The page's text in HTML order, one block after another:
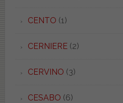
CENTO (1)
CERNIERE(2)
CERVINO (3)
CESABO (6)